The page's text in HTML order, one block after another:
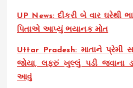
UP News: દીકરી બે વાર ઘરેથી
પિતાએ આપ્યું ભયાનક મોત
Uttar Pradesh: માતાને પ્રેમી
જોયા, લફરું ખુલ્લું પડી જવાના
આવું